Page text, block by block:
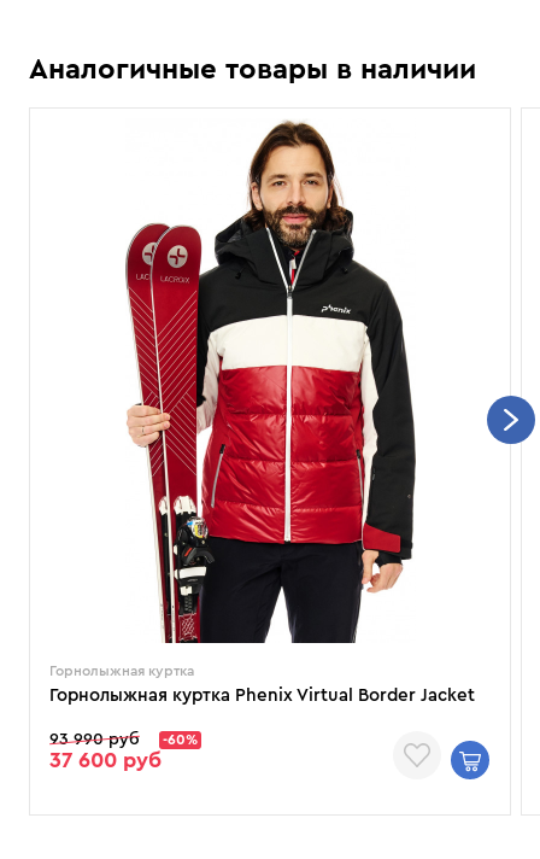
Аналогичные товары в наличии
Горнолыжная куртка
Горнолыжная куртка Phenix Virtual Border Jacket
93 990 руб -60%
37 600 руб